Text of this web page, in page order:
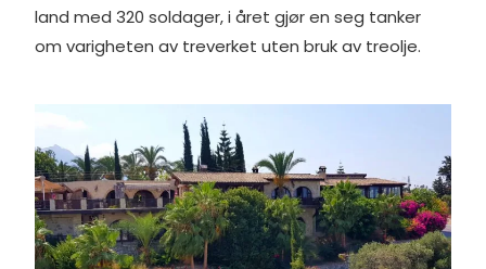
land med 320 soldager, i året gjør en seg tanker
om varigheten av treverket uten bruk av treolje.